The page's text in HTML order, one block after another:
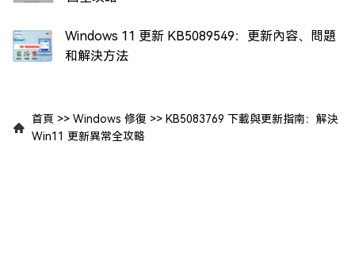
Windows 11 更新 KB5089549：更新內容、問題
和解決方法
首頁 >> Windows 修復 >> KB5083769 下載與更新指南：解決
Win11 更新異常全攻略